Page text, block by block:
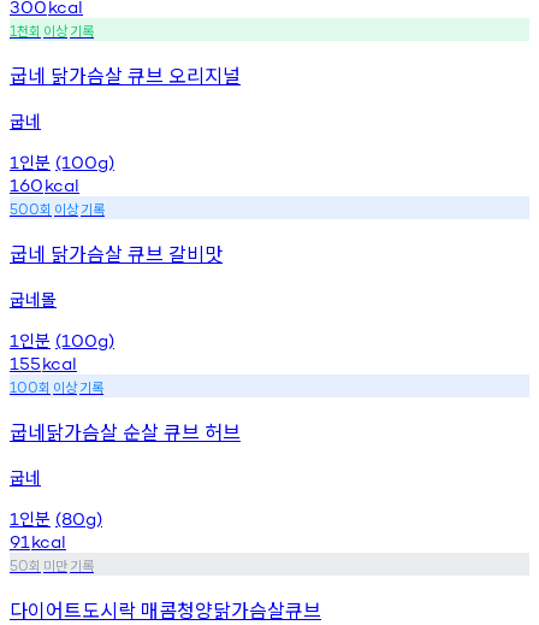
300kcal
1천회 이상기록
굽네 닭가슴살 큐브 오리지널
굽네
1 인분 (100g)
160kcal
500회 이상기록
굽네 닭가슴살 큐브 갈비맛
굽네몰
1 인분 (100g)
155kcal
100회 이상기록
굽네닭가슴살 순살 큐브 허브
굽네
1 인분 (80g)
91 kcal
50회 미만기록
다이어트도시락 매콤청양닭가슴살큐브